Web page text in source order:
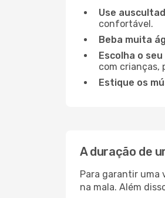
Use
confortável.
Beba muita
Escolha o
com crianças,
Estique os
A duração de
Para garantir uma
na mala. Além